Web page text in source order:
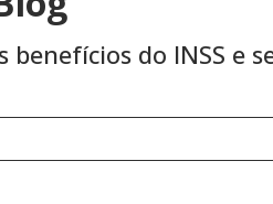
do INSS e